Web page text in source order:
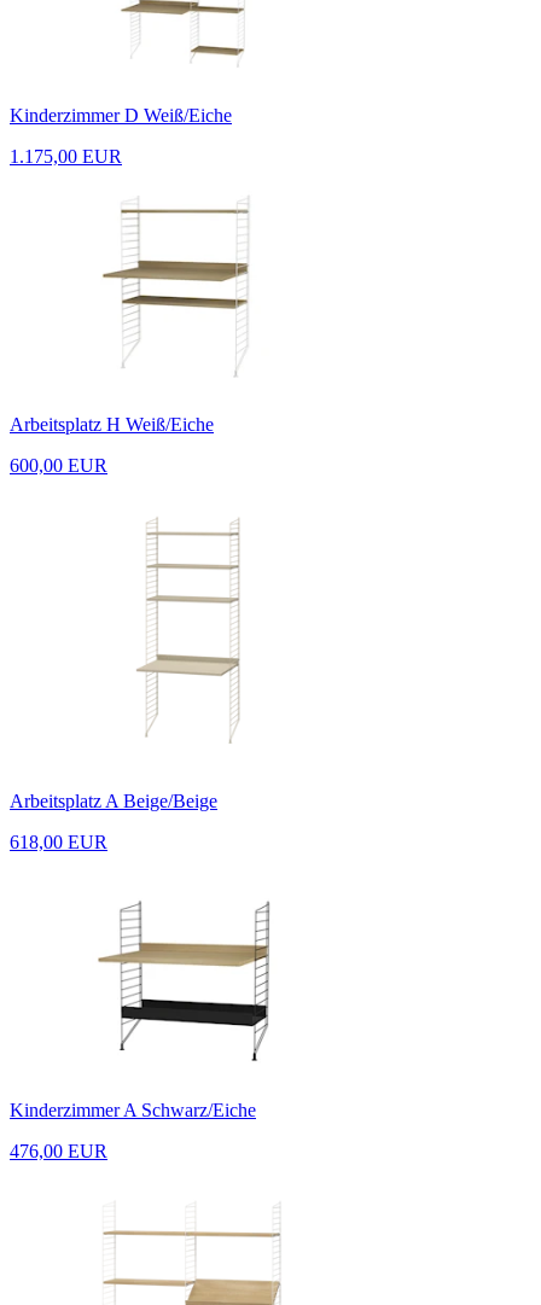
Kinderzimmer D Weiß/Eiche
1.175,00 EUR
Arbeitsplatz H Weiß/Eiche
600,00 EUR
Arbeitsplatz A Beige/Beige
618,00 EUR
Kinderzimmer A Schwarz/Eiche
476,00 EUR